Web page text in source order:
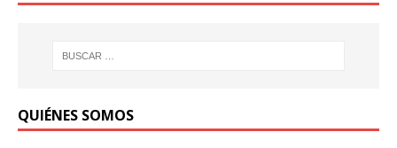
QUIÉNES SOMOS